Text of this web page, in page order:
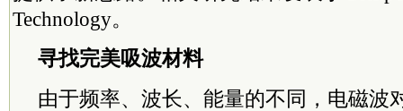
Technology。
寻找完美吸波材料
由于频率、波长、能量的不同，电磁波